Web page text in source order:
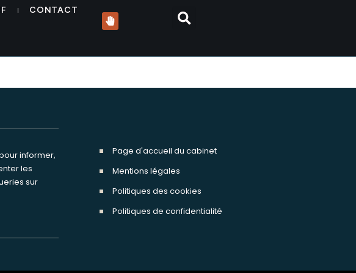
CONTACT
Page d'accueil du cabinet
Mentions légales
Politiques des cookies
Politiques de confidentialité